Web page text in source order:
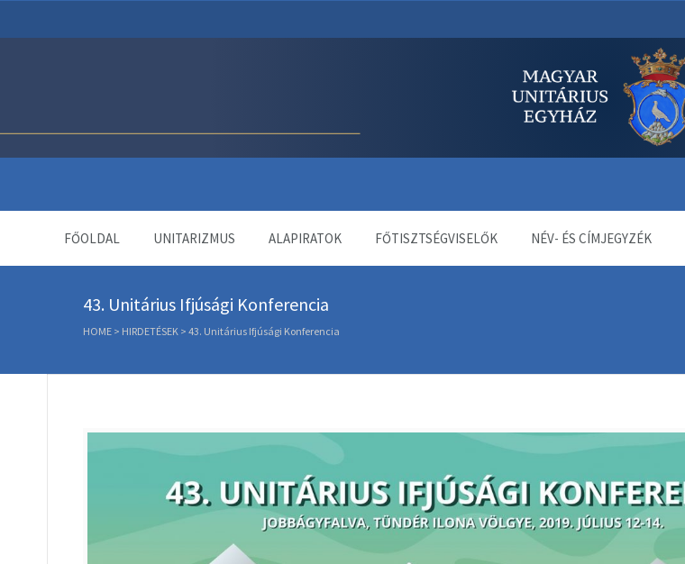
FŐOLDAL UNITARIZMUS ALAPIRATOK FŐTISZTSÉGVISELŐK NÉV- ÉS CÍMJEGYZÉK
43. Unitárius Ifjúsági Konferencia
HOME > HIRDETÉSEK > 43. Unitárius Ifjúsági Konferencia